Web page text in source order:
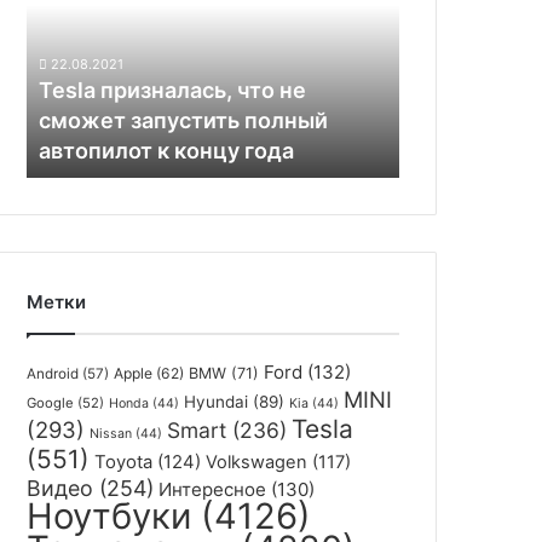
полный
автопилот
концу
года
22.08.2021
Tesla призналась, что не
сможет запустить полный
автопилот к концу года
Метки
Android (57) Apple (62) BMW (71) Ford (132)
Google (52) Honda (44) Hyundai (89) Kia (44) MINI
(293) Nissan (44) Smart (236) Tesla
(551) Toyota (124) Volkswagen (117)
Видео (254) Интересное (130)
Ноутбуки (4126)